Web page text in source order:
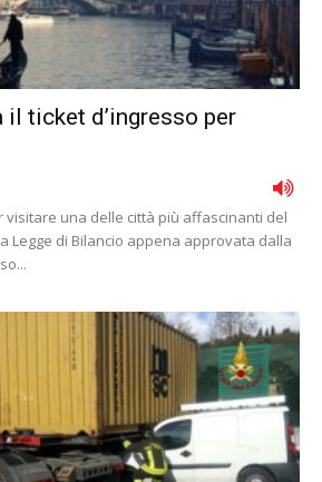
il ticket d’ingresso per
visitare una delle città più affascinanti del
Legge di Bilancio appena approvata dalla